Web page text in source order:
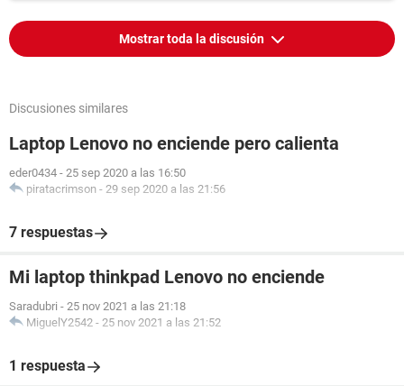
Mostrar toda la discusión
Discusiones similares
Laptop Lenovo no enciende pero calienta
eder0434 - 25 sep 2020 a las 16:50
piratacrimson - 29 sep 2020 a las 21:56
7 respuestas
Mi laptop thinkpad Lenovo no enciende
Saradubri - 25 nov 2021 a las 21:18
MiguelY2542 - 25 nov 2021 a las 21:52
1 respuesta